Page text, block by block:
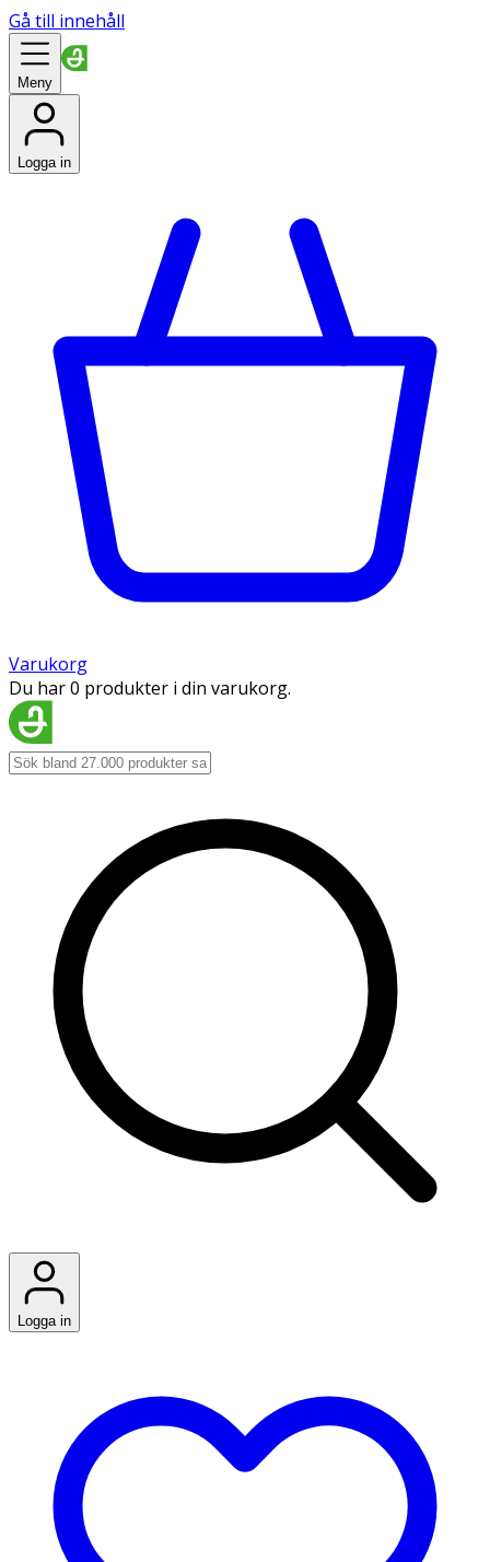
Gå till innehåll
Meny
Logga in
Varukorg
Du har 0 produkter i din varukorg.
Logga in